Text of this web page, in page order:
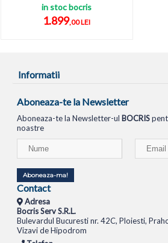
in stoc bocris
1.899,00 LEI
Informatii
Aboneaza-te la Newsletter
Aboneaza-te la Newsletter-ul BOCRIS
noastre
Aboneaza-ma!
Contact
Adresa
Bocris Serv S.R.L.
Bulevardul Bucuresti nr. 42C, Ploiesti,
Vizavi de Hipodrom